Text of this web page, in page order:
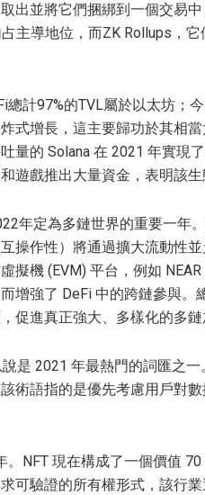
出並將它們捆綁到一個交易
主導地位，而ZK Rollups，
計97%的TVL屬於以太坊；
式增長，這主要歸功於其相
量的 Solana 在 2021 年實現
遊戲推出大量資金，表明該生
年定為多鏈世界的重要一年
操作性）將通過擴大流動性
擬機 (EVM) 平台，例如
增強了 DeFi 中的跨鏈參與
促進真正強大、多樣化的多鏈
是 2021 年最熱門的詞匯之
術語指的是優先考慮用戶對
NFT 現在構成了一個價值
可驗證的所有權形式，該行